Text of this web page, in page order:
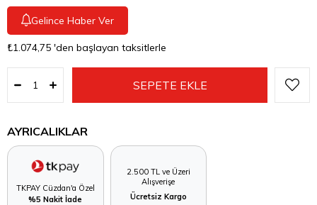
Gelince Haber Ver
₺1.074,75 'den başlayan taksitlerle
AYRICALIKLAR
TKPAY Cüzdan'a Özel
%5 Nakit İade
2.500 TL ve Üzeri
Alışverişe
Ücretsiz Kargo